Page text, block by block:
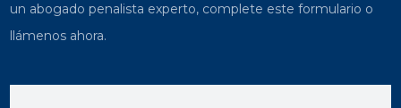
un abogado penalista experto, complete este formulario o
llámenos ahora.